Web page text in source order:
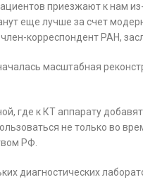
приезжают к нам
еще лучше за счет
корреспондент РАН,
масштабная
где к КТ аппарату
не только во
РФ.
диагностических